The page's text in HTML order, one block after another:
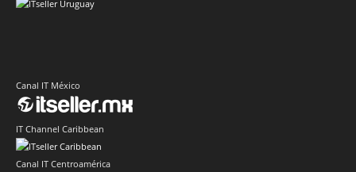
Canal IT México
IT Channel Caribbean
Canal IT Centroamérica